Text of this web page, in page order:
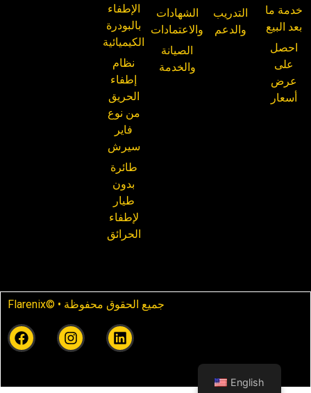
الإطفاء
بالبودرة
الكيميائية
نظام
إطفاء
الحريق
من نوع
فاير
سيرش
طائرة
بدون
طيار
لإطفاء
الحرائق
الشهادات
والاعتمادات
الصيانة
والخدمة
التدريب
والدعم
خدمة ما
بعد البيع
احصل
على
عرض
أسعار
Flarenix© • جميع الحقوق محفوظة
English